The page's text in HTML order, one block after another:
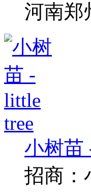
河南郑
小树苗
招商：